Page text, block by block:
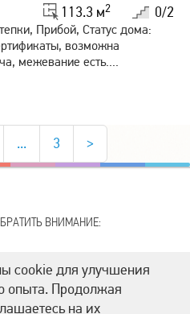
0/2
113.3 м2
Прибой, Статус дома:
возможна
межевание есть....
... 3 >
ВНИМАНИЕ:
cookie для улучшения
опыта. Продолжая
на их